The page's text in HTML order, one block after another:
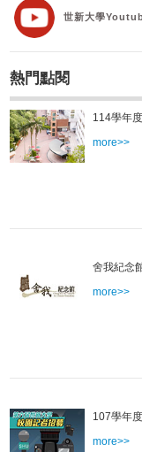
世新大學
熱門點閱
114學年
more>>
舍我紀念
more>>
107學年
more>>